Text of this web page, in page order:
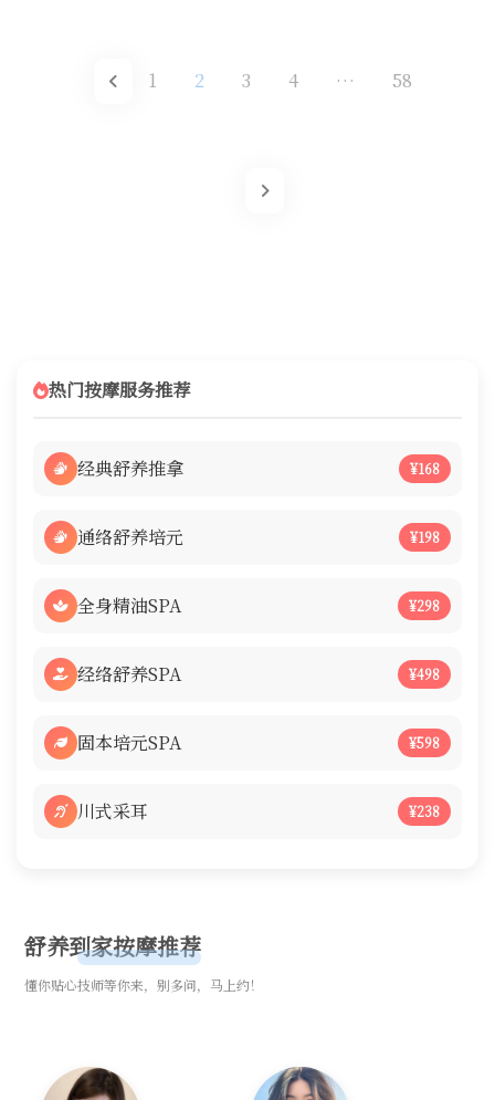
1 2 3 4 … 58
热门按摩服务推荐
经典舒养推拿 ¥168
通络舒养培元 ¥198
全身精油SPA ¥298
经络舒养SPA ¥498
固本培元SPA ¥598
川式采耳 ¥238
舒养到家按摩推荐
懂你贴心技师等你来，别多问，马上约！